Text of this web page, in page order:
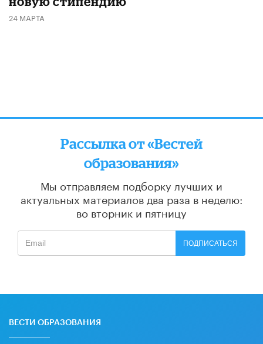
24 МАРТА
Рассылка от «Вестей
образования»
Мы отправляем подборку лучших и
актуальных материалов два раза в неделю:
во вторник и пятницу
ПОДПИСАТЬСЯ
ВЕСТИ ОБРАЗОВАНИЯ